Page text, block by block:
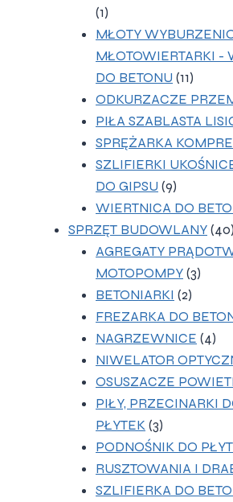
11
produkt
MŁOTY
MŁOTOWIERTARKI -
DO BETONU 1111
ODKURZACZE
PIŁA SZABLASTA
SPRĘŻARKA
SZLIFIERKI
DO GIPSU 99
WIERTNICA DO
SPRZĘT BUDOWLANY 40
AGREGATY
MOTOPOMPY 33
BETONIARKI 22
FREZARKA DO
NAGRZEWNICE 44
NIWELATOR
OSUSZACZE
PIŁY, PRZECINARKI
PŁYTEK 33
produkty
PODNOŚNIK DO
RUSZTOWANIA I
SZLIFIERKA DO